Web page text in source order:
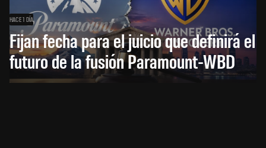
HACE 1 DÍA
Fijan fecha para el juicio que definirá el
futuro de la fusión Paramount-WBD